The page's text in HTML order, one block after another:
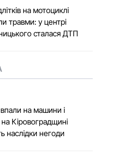
на мотоциклі
травми: у центрі
сталася ДТП
на машини і
Кіровоградщині
наслідки негоди